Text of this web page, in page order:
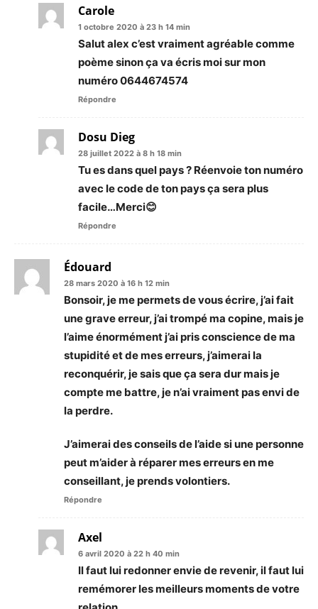
Carole
1 octobre 2020 à 23 h 14 min
Salut alex c’est vraiment agréable comme
poème sinon ça va écris moi sur mon
numéro 0644674574
Répondre
Dosu Dieg
28 juillet 2022 à 8 h 18 min
Tu es dans quel pays ? Réenvoie ton numéro
avec le code de ton pays ça sera plus
facile…Merci😊
Répondre
Édouard
28 mars 2020 à 16 h 12 min
Bonsoir, je me permets de vous écrire, j’ai fait
une grave erreur, j’ai trompé ma copine, mais je
l’aime énormément j’ai pris conscience de ma
stupidité et de mes erreurs, j’aimerai la
reconquérir, je sais que ça sera dur mais je
compte me battre, je n’ai vraiment pas envi de
la perdre.
J’aimerai des conseils de l’aide si une personne
peut m’aider à réparer mes erreurs en me
conseillant, je prends volontiers.
Répondre
Axel
6 avril 2020 à 22 h 40 min
Il faut lui redonner envie de revenir, il faut lui
remémorer les meilleurs moments de votre